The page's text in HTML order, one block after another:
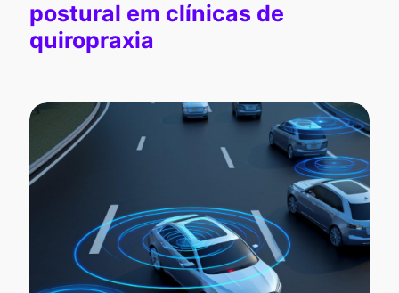
postural em clínicas de
quiropraxia